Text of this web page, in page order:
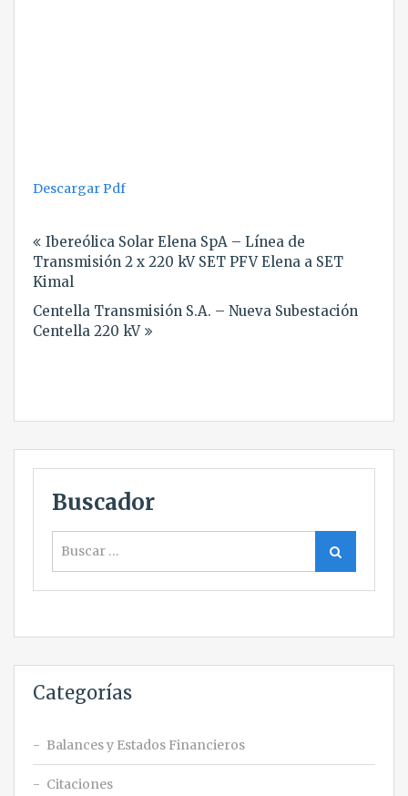
Descargar Pdf
de
entradas
Ibereólica Solar Elena SpA – Línea de
Transmisión 2 x 220 kV SET PFV Elena a SET
Kimal
Centella Transmisión S.A. – Nueva Subestación
Centella 220 kV
Buscador
Buscar
Categorías
Balances y Estados Financieros
Citaciones